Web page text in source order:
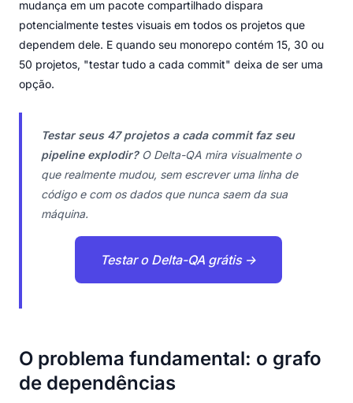
mudança em um pacote compartilhado dispara
potencialmente testes visuais em todos os projetos que
dependem dele. E quando seu monorepo contém 15, 30 ou
50 projetos, "testar tudo a cada commit" deixa de ser uma
opção.
Testar seus 47 projetos a cada commit faz seu
pipeline explodir?O Delta-QA mira visualmente o
que realmente mudou, sem escrever uma linha de
código e com os dados que nunca saem da sua
máquina.
Testar o Delta-QA grátis →
O problema fundamental: o grafo
de dependências